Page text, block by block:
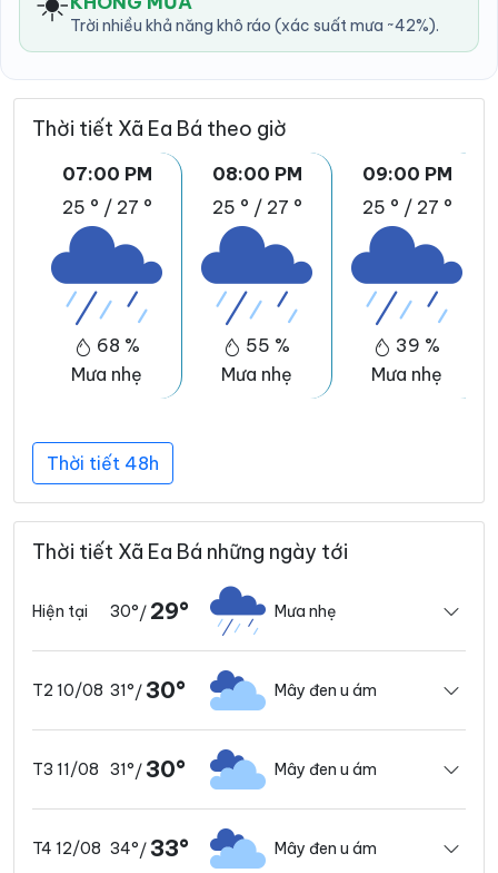
Trời nhiều khả năng khô ráo (xác suất mưa ~42%).
Thời tiết Xã Ea Bá theo giờ
07:00 PM
25 ° / 27 °
68 %
Mưa nhẹ
08:00 PM
25 ° / 27 °
55 %
Mưa nhẹ
09:00 PM
25 ° / 27 °
39 %
Mưa nhẹ
Thời tiết 48h
Thời tiết Xã Ea Bá những ngày tới
Hiện tại 30°/ 29° Mưa nhẹ
T2 10/08 31°/ 30° Mây đen u ám
T3 11/08 31°/ 30° Mây đen u ám
T4 12/08 34°/ 33° Mây đen u ám